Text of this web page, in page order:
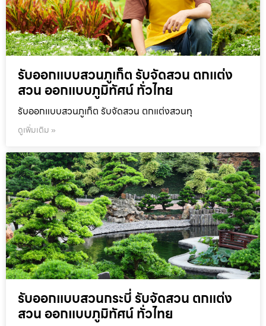
รับออกแบบสวนภูเก็ต รับจัดสวน ตกแต่ง
สวน ออกแบบภูมิทัศน์ ทั่วไทย
รับออกแบบสวนภูเก็ต รับจัดสวน ตกแต่งสวนทุ
ดูเพิ่มเติม »
รับออกแบบสวนกระบี่ รับจัดสวน ตกแต่ง
สวน ออกแบบภูมิทัศน์ ทั่วไทย